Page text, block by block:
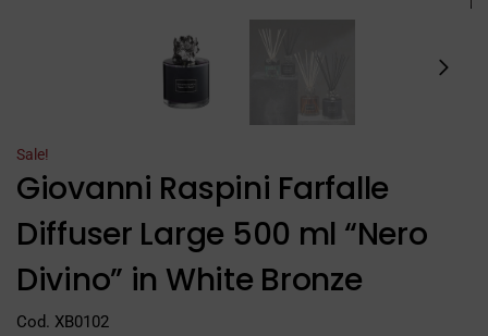
Sale!
Giovanni Raspini Farfalle
Diffuser Large 500 ml “Nero
Divino” in White Bronze
Cod. XB0102